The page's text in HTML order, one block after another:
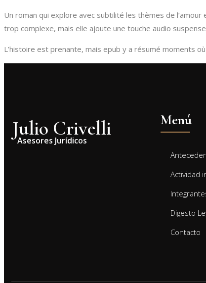
Un roman qui explore avec subtilité les thèmes de
trop complexe, mais elle ajoute une touche audio
L’histoire est prenante, mais epub y a résumé moments
Julio Crivelli
Asesores Jurídicos
Menú
Actividad
Digesto
Contacto